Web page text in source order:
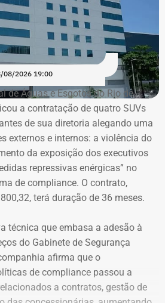
08/2026 19:00
de Águas e Esgotos do Rio de
a contratação de quatro SUVs
de sua diretoria alegando uma
externos e internos: a violência do
da exposição dos executivos
repressivas enérgicas” no
de compliance. O contrato,
terá duração de 36 meses.
técnica que embasa a adesão à
do Gabinete de Segurança
afirma que o
de compliance passou a
a contratos, gestão de